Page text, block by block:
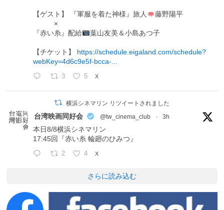
【ゲスト】 『軍服を着た神様』旅人
藤野陽平
×
『赤い糸』配給
葉山友美＆小島あつ子
【チケット】 https://schedule.eigaland.com/schedule?
webKey=4d6c9e5f-bcca-...
3 5 X
横浜シネマリン リツイートされました
台湾映画同好会 @tw_cinema_club · 3h
本日8/8横浜シネマリン
17:45回『赤い糸 輪廻のひみつ』
2 4 X
さらに読み込む